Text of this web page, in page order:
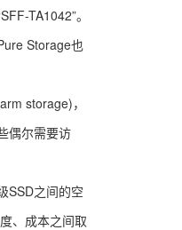
TA1042”。
Storage也
storage)，
偶尔需要访
之间的空
、成本之间取